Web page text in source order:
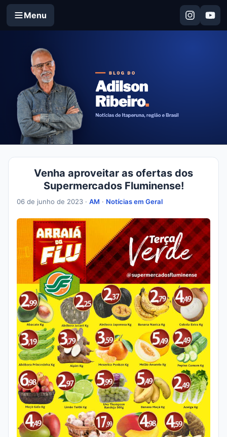
Menu
Venha aproveitar as ofertas dos
Supermercados Fluminense!
06 de junho de 2023 · AM · Notícias em Geral